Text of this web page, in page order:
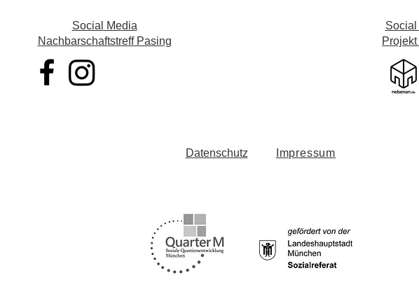
Social Media
Nachbarschaftstreff Pasing
Social
Projekt
Datenschutz Impressum